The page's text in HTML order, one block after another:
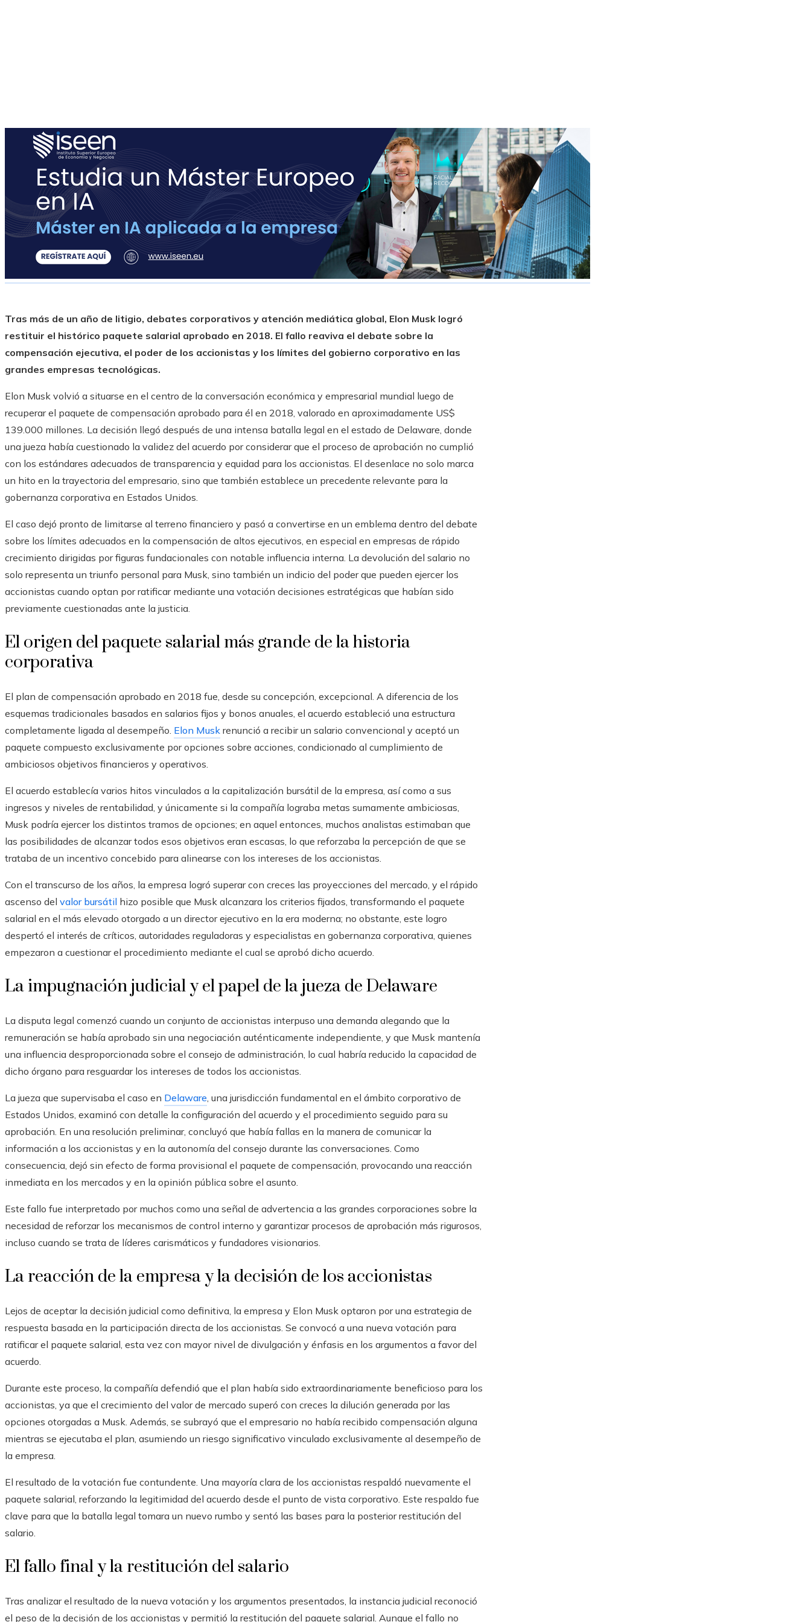
Tras más de un año de litigio, debates corporativos y atención mediática global, Elon Musk logró
restituir el histórico paquete salarial aprobado en 2018. El fallo reaviva el debate sobre la
compensación ejecutiva, el poder de los accionistas y los límites del gobierno corporativo en las
grandes empresas tecnológicas.
Elon Musk volvió a situarse en el centro de la conversación económica y empresarial mundial luego de
recuperar el paquete de compensación aprobado para él en 2018, valorado en aproximadamente US$
139.000 millones. La decisión llegó después de una intensa batalla legal en el estado de Delaware, donde
una jueza había cuestionado la validez del acuerdo por considerar que el proceso de aprobación no cumplió
con los estándares adecuados de transparencia y equidad para los accionistas. El desenlace no solo marca
un hito en la trayectoria del empresario, sino que también establece un precedente relevante para la
gobernanza corporativa en Estados Unidos.
El caso dejó pronto de limitarse al terreno financiero y pasó a convertirse en un emblema dentro del debate
sobre los límites adecuados en la compensación de altos ejecutivos, en especial en empresas de rápido
crecimiento dirigidas por figuras fundacionales con notable influencia interna. La devolución del salario no
solo representa un triunfo personal para Musk, sino también un indicio del poder que pueden ejercer los
accionistas cuando optan por ratificar mediante una votación decisiones estratégicas que habían sido
previamente cuestionadas ante la justicia.
El origen del paquete salarial más grande de la historia
corporativa
El plan de compensación aprobado en 2018 fue, desde su concepción, excepcional. A diferencia de los
esquemas tradicionales basados en salarios fijos y bonos anuales, el acuerdo estableció una estructura
completamente ligada al desempeño. Elon Musk renunció a recibir un salario convencional y aceptó un
paquete compuesto exclusivamente por opciones sobre acciones, condicionado al cumplimiento de
ambiciosos objetivos financieros y operativos.
El acuerdo establecía varios hitos vinculados a la capitalización bursátil de la empresa, así como a sus
ingresos y niveles de rentabilidad, y únicamente si la compañía lograba metas sumamente ambiciosas,
Musk podría ejercer los distintos tramos de opciones; en aquel entonces, muchos analistas estimaban que
las posibilidades de alcanzar todos esos objetivos eran escasas, lo que reforzaba la percepción de que se
trataba de un incentivo concebido para alinearse con los intereses de los accionistas.
Con el transcurso de los años, la empresa logró superar con creces las proyecciones del mercado, y el rápido
ascenso del valor bursátil hizo posible que Musk alcanzara los criterios fijados, transformando el paquete
salarial en el más elevado otorgado a un director ejecutivo en la era moderna; no obstante, este logro
despertó el interés de críticos, autoridades reguladoras y especialistas en gobernanza corporativa, quienes
empezaron a cuestionar el procedimiento mediante el cual se aprobó dicho acuerdo.
La impugnación judicial y el papel de la jueza de Delaware
La disputa legal comenzó cuando un conjunto de accionistas interpuso una demanda alegando que la
remuneración se había aprobado sin una negociación auténticamente independiente, y que Musk mantenía
una influencia desproporcionada sobre el consejo de administración, lo cual habría reducido la capacidad de
dicho órgano para resguardar los intereses de todos los accionistas.
La jueza que supervisaba el caso en Delaware, una jurisdicción fundamental en el ámbito corporativo de
Estados Unidos, examinó con detalle la configuración del acuerdo y el procedimiento seguido para su
aprobación. En una resolución preliminar, concluyó que había fallas en la manera de comunicar la
información a los accionistas y en la autonomía del consejo durante las conversaciones. Como
consecuencia, dejó sin efecto de forma provisional el paquete de compensación, provocando una reacción
inmediata en los mercados y en la opinión pública sobre el asunto.
Este fallo fue interpretado por muchos como una señal de advertencia a las grandes corporaciones sobre la
necesidad de reforzar los mecanismos de control interno y garantizar procesos de aprobación más rigurosos,
incluso cuando se trata de líderes carismáticos y fundadores visionarios.
La reacción de la empresa y la decisión de los accionistas
Lejos de aceptar la decisión judicial como definitiva, la empresa y Elon Musk optaron por una estrategia de
respuesta basada en la participación directa de los accionistas. Se convocó a una nueva votación para
ratificar el paquete salarial, esta vez con mayor nivel de divulgación y énfasis en los argumentos a favor del
acuerdo.
Durante este proceso, la compañía defendió que el plan había sido extraordinariamente beneficioso para los
accionistas, ya que el crecimiento del valor de mercado superó con creces la dilución generada por las
opciones otorgadas a Musk. Además, se subrayó que el empresario no había recibido compensación alguna
mientras se ejecutaba el plan, asumiendo un riesgo significativo vinculado exclusivamente al desempeño de
la empresa.
El resultado de la votación fue contundente. Una mayoría clara de los accionistas respaldó nuevamente el
paquete salarial, reforzando la legitimidad del acuerdo desde el punto de vista corporativo. Este respaldo fue
clave para que la batalla legal tomara un nuevo rumbo y sentó las bases para la posterior restitución del
salario.
El fallo final y la restitución del salario
Tras analizar el resultado de la nueva votación y los argumentos presentados, la instancia judicial reconoció
el peso de la decisión de los accionistas y permitió la restitución del paquete salarial. Aunque el fallo no